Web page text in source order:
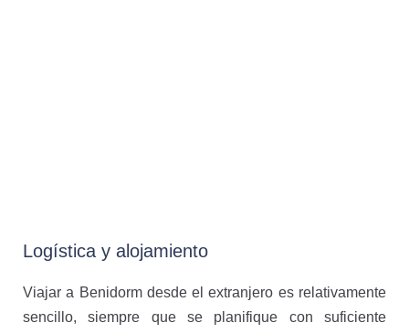
Logística y alojamiento
Viajar a Benidorm desde el extranjero es relativamente
sencillo, siempre que se planifique con suficiente